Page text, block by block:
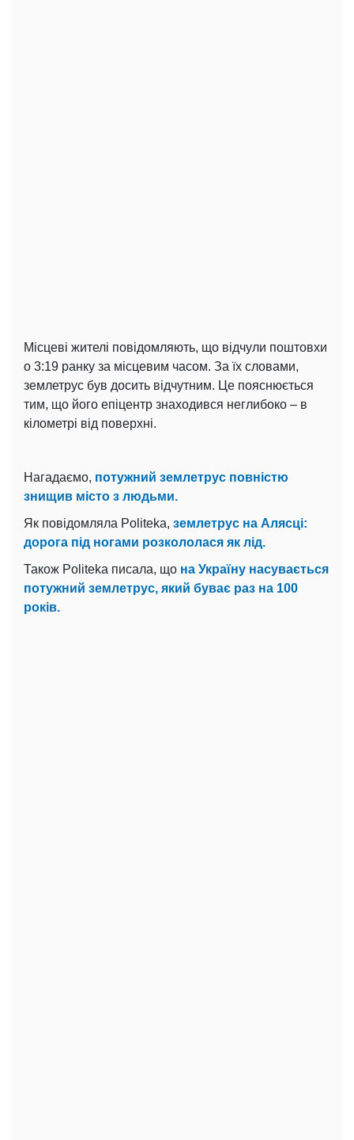
Місцеві жителі повідомляють, що відчули поштовхи
о 3:19 ранку за місцевим часом. За їх словами,
землетрус був досить відчутним. Це пояснюється
тим, що його епіцентр знаходився неглибоко – в
кілометрі від поверхні.
Нагадаємо, потужний землетрус повністю
знищив місто з людьми.
Як повідомляла Politeka, землетрус на Алясці:
дорога під ногами розкололася як лід.
Також Politeka писала, що на Україну насувається
потужний землетрус, який буває раз на 100
років.